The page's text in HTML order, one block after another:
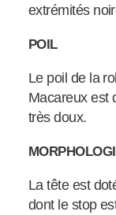
extrémités
POIL
Le poil de la
Macareux est
très doux.
La tête est
dont le stop